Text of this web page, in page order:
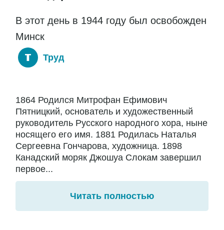
В этот день в 1944 году был освобожден
Минск
Труд
1864 Родился Митрофан Ефимович
Пятницкий, основатель и художественный
руководитель Русского народного хора, ныне
носящего его имя. 1881 Родилась Наталья
Сергеевна Гончарова, художница. 1898
Канадский моряк Джошуа Слокам завершил
первое...
Читать полностью